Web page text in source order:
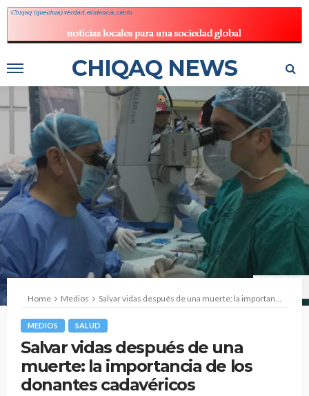
CHIQAQ NEWS
Home
Medios Salvar vidas después de una muerte: la importancia de los donantes cadavéricos
MEDIOS SALUD
Salvar vidas después de una
muerte: la importancia de los
donantes cadavéricos